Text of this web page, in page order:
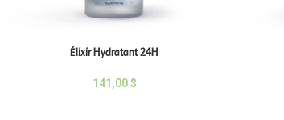
Élixir Hydratant 24H
141,00$